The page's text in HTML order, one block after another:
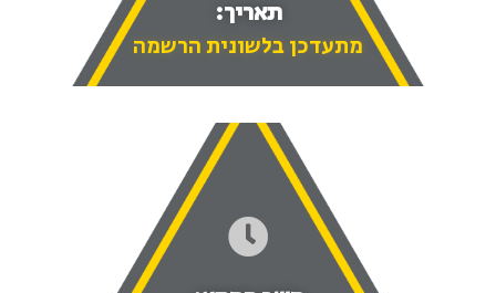
תאריך:
מתעדכן בלשונית הרשמה